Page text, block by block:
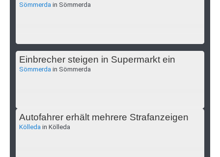
Sömmerda in Sömmerda
Einbrecher steigen in Supermarkt ein
Sömmerda in Sömmerda
Autofahrer erhält mehrere Strafanzeigen
Kölleda in Kölleda